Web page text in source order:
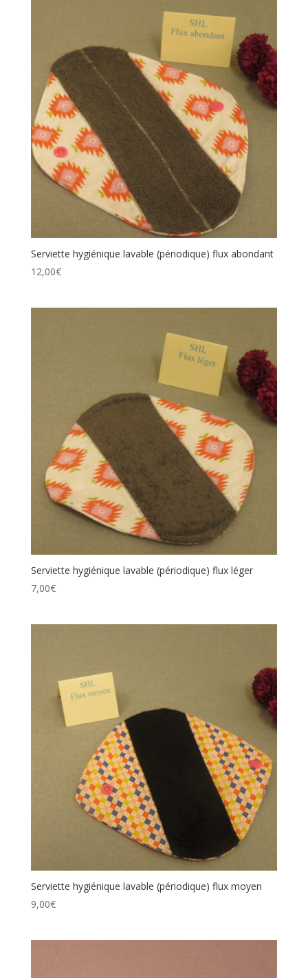
Serviette hygiénique lavable (périodique) flux abondant
12,00€
Serviette hygiénique lavable (périodique) flux léger
7,00€
Serviette hygiénique lavable (périodique) flux moyen
9,00€